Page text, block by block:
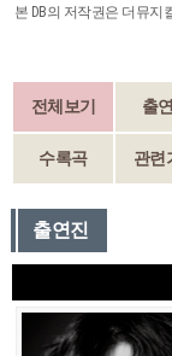
본 DB의 저작권은 더뮤
전체보기 출
수록곡 관련
출연진